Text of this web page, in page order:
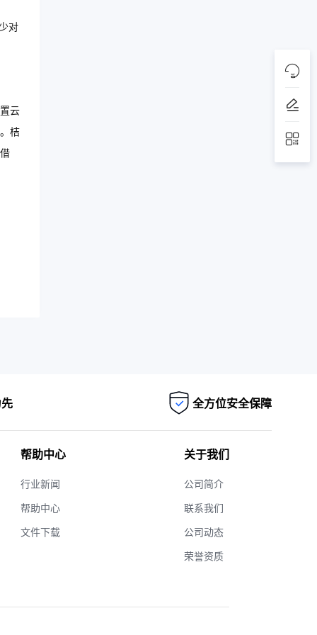
对
云
桔
全方位安全保障
帮助中心
行业新闻
帮助中心
文件下载
关于我们
公司简介
联系我们
公司动态
荣誉资质